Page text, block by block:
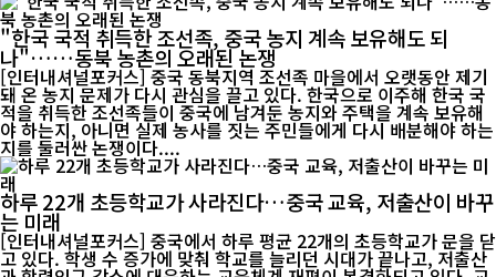
"한국 국적 취득한 조선족, 중국 농지 계속 보유해도 되
나"……동북 농촌의 오래된 논쟁
[인터내셔널포커스] 중국 동북지역 조선족 마을에서 오랫동안 제기
돼 온 농지 문제가 다시 관심을 끌고 있다. 한국으로 이주해 한국 국
적을 취득한 조선족들이 중국에 남겨둔 농지와 주택을 계속 보유해
야 하는지, 아니면 실제 농사를 짓는 주민들에게 다시 배분해야 하는
지를 둘러싼 논쟁이다....
하루 22개 초등학교가 사라진다…중국 교육, 저출산이 바꾸
는 미래
[인터내셔널포커스] 중국에서 하루 평균 22개의 초등학교가 문을 닫
고 있다. 학생 수 증가에 맞춰 학교를 늘리던 시대가 끝나고, 저출산